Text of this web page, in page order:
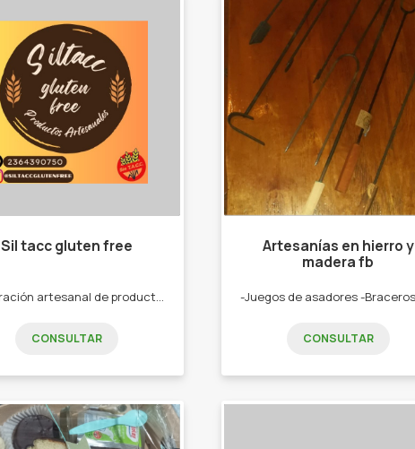
Sil tacc gluten free
Elaboración artesanal de productos libre de gluten. -Pan de molde. -Prepizzas. -Alfajores. -Tartas dulces. -Budines.
CONSULTAR
Artesanías en hierro y
madera fb
CONSULTAR